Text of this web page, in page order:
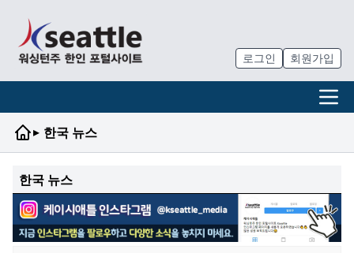
로그인 회원가입
▸ 한국 뉴스
한국 뉴스